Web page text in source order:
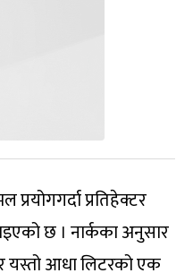
प्रतिहेक्टर
छ । नार्कका अनुसार
यस्तो आधा लिटरको एक